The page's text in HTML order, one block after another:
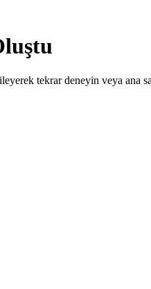
tekrar deneyin veya ana